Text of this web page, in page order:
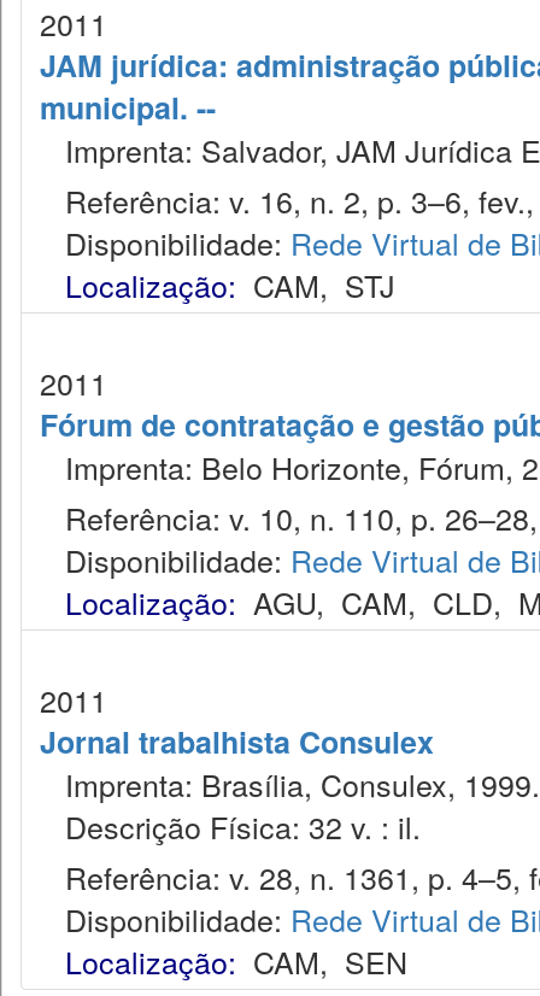
2011
JAM jurídica: administração
municipal. --
Imprenta: Salvador, JAM Jurídica
Referência: v. 16, n. 2, p. 3–6,
Disponibilidade: Rede Virtual de
Localização: CAM, STJ
2011
Fórum de contratação e gestão
Imprenta: Belo Horizonte, Fórum,
Referência: v. 10, n. 110, p.
Disponibilidade: Rede Virtual de
Localização: AGU, CAM, CLD,
2011
Jornal trabalhista Consulex
Imprenta: Brasília, Consulex, 1999.
Descrição Física: 32 v. : il.
Referência: v. 28, n. 1361, p. 4–5,
Disponibilidade: Rede Virtual de
Localização: CAM, SEN